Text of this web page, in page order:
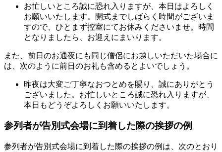
お忙しいところ誠に恐れ入りますが、本日はよろしく
お願いいたします。開式までしばらく時間がございま
すので、ひとまず控室にてお休みくださいませ。時間
となりましたら、お迎えにまいります。
また、前日のお通夜にも同じ僧侶にお越しいただいた場合に
は、次のように前日のお礼も含めるとよいでしょう。
昨夜は大変ご丁寧なおつとめを賜り、誠にありがとう
ございました。お忙しいところ誠に恐れ入りますが、
本日もどうぞよろしくお願いいたします。
参列者が告別式会場に到着した際の挨拶の例
参列者が告別式会場に到着した際の挨拶の例は、次のとおり